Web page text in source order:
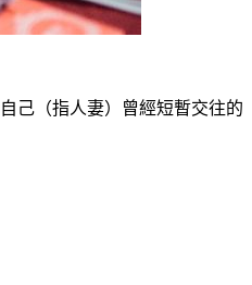
己（指人妻）曾經短暫交往的